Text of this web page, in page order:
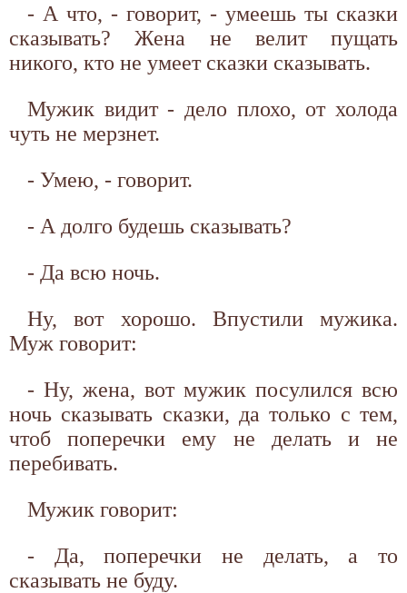
- А что, - говорит, - умеешь ты сказки
сказывать? Жена не велит пущать
никого, кто не умеет сказки сказывать.
Мужик видит - дело плохо, от холода
чуть не мерзнет.
- Умею, - говорит.
- А долго будешь сказывать?
- Да всю ночь.
Ну, вот хорошо. Впустили мужика.
Муж говорит:
- Ну, жена, вот мужик посулился всю
ночь сказывать сказки, да только с тем,
чтоб поперечки ему не делать и не
перебивать.
Мужик говорит:
- Да, поперечки не делать, а то
сказывать не буду.